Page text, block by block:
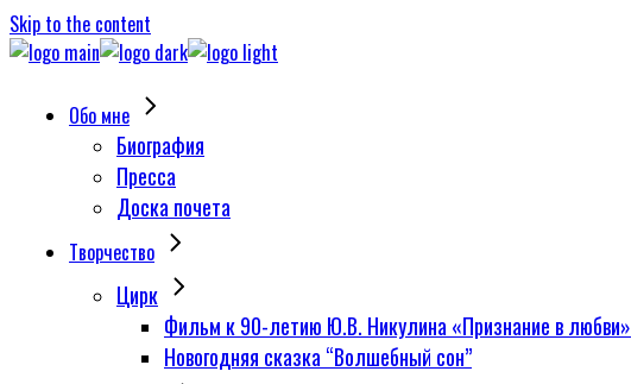
Skip to the content
Обо мне
Биография
Пресса
Доска почета
Творчество
Цирк
Фильм к 90-летию Ю.В. Никулина «Признание в любви»
Новогодняя сказка “Волшебный сон”